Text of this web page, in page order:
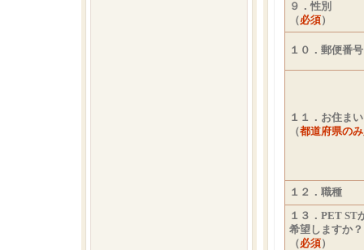
９．性別
（必須 ）
１０．郵便番号
１１．お住まい
（都道府県の
１２．職種
１３．PET ST
希望しますか？
（必須 ）